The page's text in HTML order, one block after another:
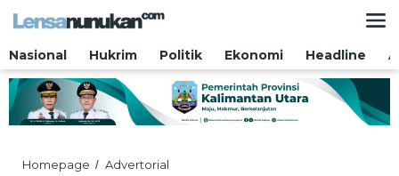
Nasional
Hukrim Politik Ekonomi Headline
Homepage / Advertorial